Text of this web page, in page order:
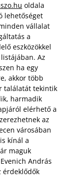
oldala
lehetőséget
vállalat
a
eszközökkel
Az
ha egy
akkor több
találatát tekintik
harmadik
elérhető a
az
városában
kínál a
maguk
András
érdeklődők